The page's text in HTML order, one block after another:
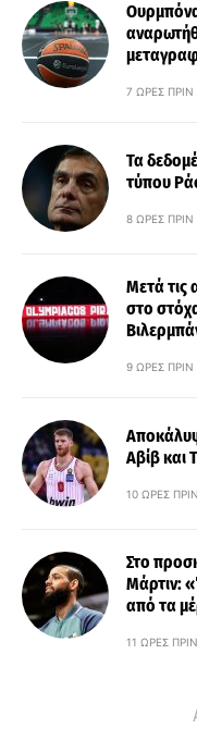
7 ΏΡΕΣ ΠΡΙΝ
Τα
τύπου
8 ΏΡΕΣ ΠΡΙΝ
Μετά τις
στο
9 ΏΡΕΣ ΠΡΙΝ
Αβίβ και
10 ΏΡΕΣ ΠΡΙΝ
Στο
Μάρτιν:
από τα
11 ΏΡΕΣ ΠΡΙΝ